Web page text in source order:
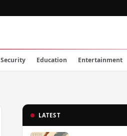
Security Education Entertainment
LATEST